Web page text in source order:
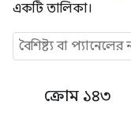
একটি তালিকা।
ক্রোম ১৪৩